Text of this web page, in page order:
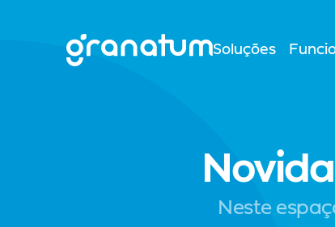
Soluções
Neste